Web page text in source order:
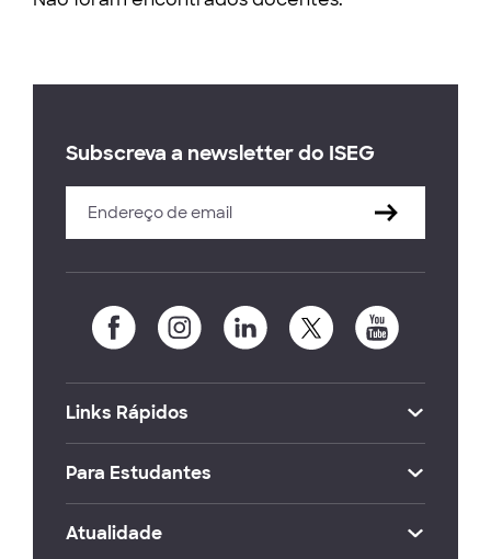
Subscreva a newsletter do ISEG
Links Rápidos
Para Estudantes
Atualidade